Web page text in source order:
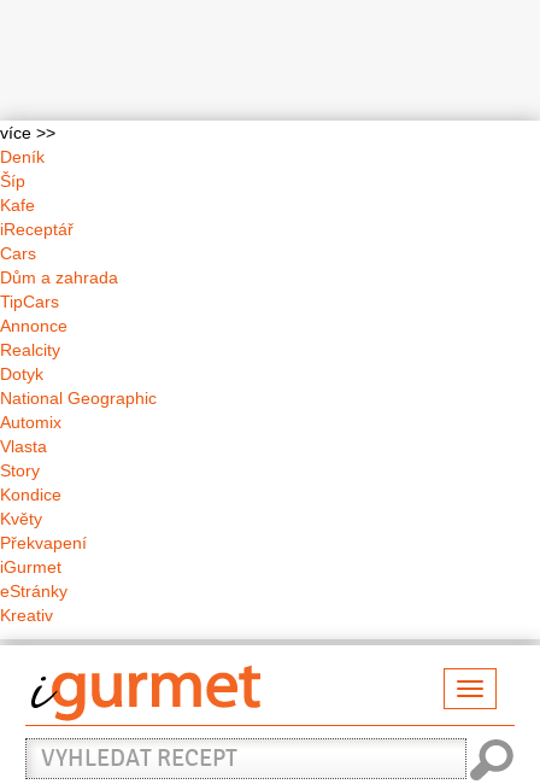
více >>
Deník
Šíp
Kafe
iReceptář
Cars
Dům a zahrada
TipCars
Annonce
Realcity
Dotyk
National Geographic
Automix
Vlasta
Story
Kondice
Květy
Překvapení
iGurmet
eStránky
Kreativ
Vyhledat
recept